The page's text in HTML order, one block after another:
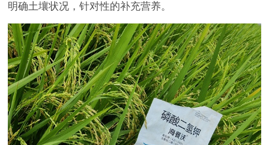
明确土壤状况，针对性的补充营养。